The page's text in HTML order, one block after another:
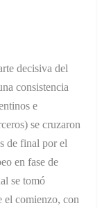
decisiva del
consistencia
e
se cruzaron
de final por el
en fase de
se tomó
el comienzo, con